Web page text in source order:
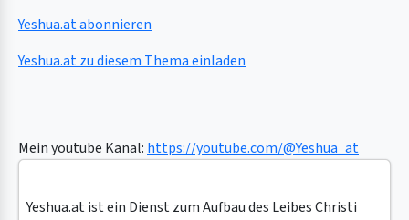
Yeshua.at abonnieren
Yeshua.at zu diesem Thema einladen
Mein youtube Kanal: https://youtube.com/@Yeshua_at
Yeshua.at ist ein Dienst zum Aufbau des Leibes Christi